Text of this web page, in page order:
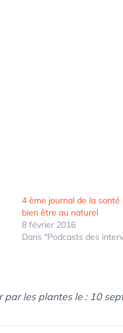
4 ème journal de la santé
bien être au naturel
8 février 2016
Dans "Podcasts des
par les plantes le : 10